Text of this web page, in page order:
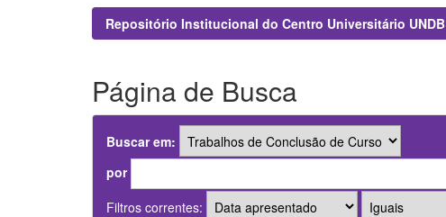
Repositório Institucional do Centro Universitário UNDB
Página de Busca
Buscar em:
por
Filtros correntes: